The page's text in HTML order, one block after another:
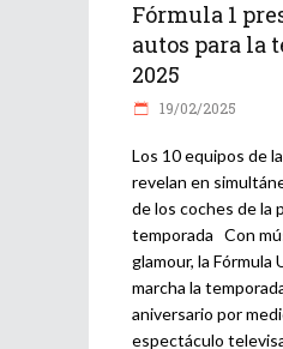
Fórmula 1
autos para la
2025
19/02/2025
Los 10 equipos de
revelan en
de los coches de la
temporada Con
glamour, la Fórmula
marcha la
aniversario por
espectáculo